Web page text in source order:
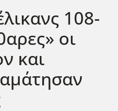
108-
οι
και